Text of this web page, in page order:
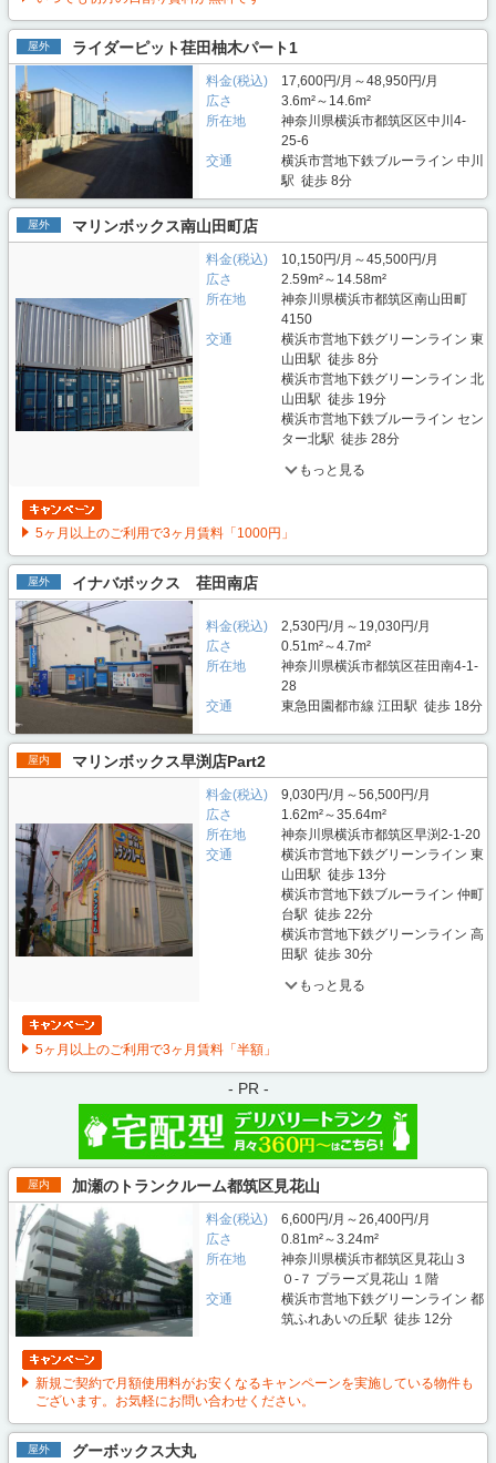
屋外 ライダーピット荏田柚木パート1
料金(税込)
17,600円/月～48,950円/月
広さ
3.6m²～14.6m²
所在地
神奈川県横浜市都筑区区中川4-
25-6
交通
横浜市営地下鉄ブルーライン 中川
駅 徒歩 8分
屋外 マリンボックス南山田町店
料金(税込)
10,150円/月～45,500円/月
広さ
2.59m²～14.58m²
所在地
神奈川県横浜市都筑区南山田町
4150
交通
横浜市営地下鉄グリーンライン 東
山田駅 徒歩 8分
横浜市営地下鉄グリーンライン 北
山田駅 徒歩 19分
横浜市営地下鉄ブルーライン セン
ター北駅 徒歩 28分
もっと見る
5ヶ月以上のご利用で3ヶ月賃料「1000円」
屋外 イナバボックス 荏田南店
料金(税込)
2,530円/月～19,030円/月
広さ
0.51m²～4.7m²
所在地
神奈川県横浜市都筑区荏田南4-1-
28
交通
東急田園都市線 江田駅 徒歩 18分
屋内 マリンボックス早渕店Part2
料金(税込)
9,030円/月～56,500円/月
広さ
1.62m²～35.64m²
所在地
神奈川県横浜市都筑区早渕2-1-20
交通
横浜市営地下鉄グリーンライン 東
山田駅 徒歩 13分
横浜市営地下鉄ブルーライン 仲町
台駅 徒歩 22分
横浜市営地下鉄グリーンライン 高
田駅 徒歩 30分
もっと見る
5ヶ月以上のご利用で3ヶ月賃料「半額」
- PR -
屋内 加瀬のトランクルーム都筑区見花山
料金(税込)
6,600円/月～26,400円/月
広さ
0.81m²～3.24m²
所在地
神奈川県横浜市都筑区見花山３
０-７ プラーズ見花山 １階
交通
横浜市営地下鉄グリーンライン 都
筑ふれあいの丘駅 徒歩 12分
新規ご契約で月額使用料がお安くなるキャンペーンを実施している物件も
ございます。お気軽にお問い合わせください。
屋外 グーボックス大丸